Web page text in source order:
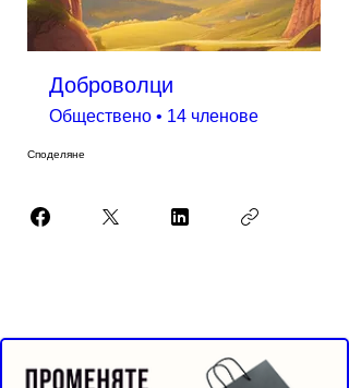
Доброволци
Обществено • 14 членове
Споделяне